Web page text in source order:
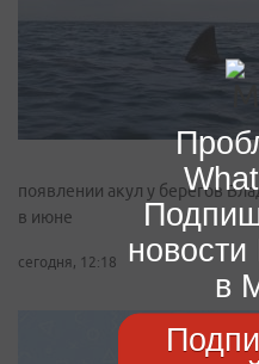
появлении акул у берегов
в июне
сегодня, 12:18
в